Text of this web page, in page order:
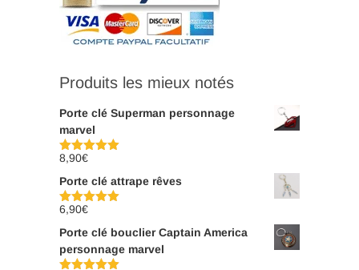
Produits les mieux notés
Porte clé Superman personnage
marvel
Note5.00
8,90€
Porte clé attrape rêves
Note5.00
6,90€
Porte clé bouclier Captain America
personnage marvel